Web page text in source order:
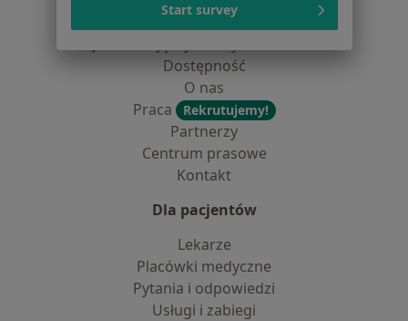
Polityka cookies
Dostępność
O nas
Praca
Rekrutujemy!
Partnerzy
Centrum prasowe
Kontakt
Dla pacjentów
Lekarze
Placówki medyczne
Pytania i odpowiedzi
Usługi i zabiegi
Start survey